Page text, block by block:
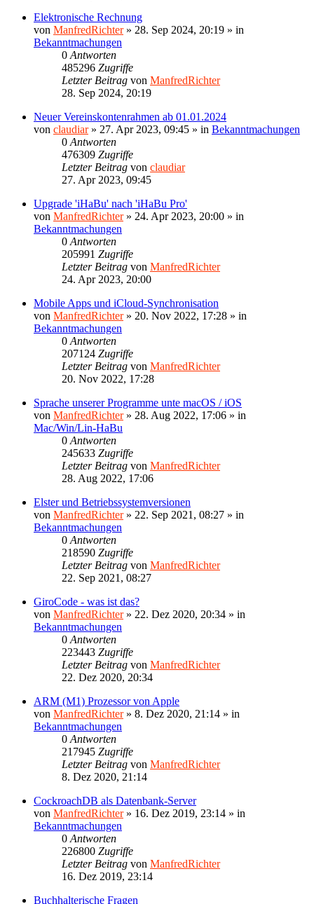
Elektronische Rechnung
von ManfredRichter» 28. Sep 2024, 20:19 » in
Bekanntmachungen
0 Antworten
485296 Zugriffe
Letzter Beitrag von ManfredRichter
28. Sep 2024, 20:19
Neuer Vereinskontenrahmen ab 01.01.2024
von claudiar» 27. Apr 2023, 09:45 » in Bekanntmachungen
0 Antworten
476309 Zugriffe
Letzter Beitrag von claudiar
27. Apr 2023, 09:45
Upgrade 'iHaBu' nach 'iHaBu Pro'
von ManfredRichter» 24. Apr 2023, 20:00 » in
Bekanntmachungen
0 Antworten
205991 Zugriffe
Letzter Beitrag von ManfredRichter
24. Apr 2023, 20:00
Mobile Apps und iCloud-Synchronisation
von ManfredRichter» 20. Nov 2022, 17:28 » in
Bekanntmachungen
0 Antworten
207124 Zugriffe
Letzter Beitrag von ManfredRichter
20. Nov 2022, 17:28
Sprache unserer Programme unte macOS / iOS
von ManfredRichter» 28. Aug 2022, 17:06 » in
Mac/Win/Lin-HaBu
0 Antworten
245633 Zugriffe
Letzter Beitrag von ManfredRichter
28. Aug 2022, 17:06
Elster und Betriebssystemversionen
von ManfredRichter» 22. Sep 2021, 08:27 » in
Bekanntmachungen
0 Antworten
218590 Zugriffe
Letzter Beitrag von ManfredRichter
22. Sep 2021, 08:27
GiroCode - was ist das?
von ManfredRichter» 22. Dez 2020, 20:34 » in
Bekanntmachungen
0 Antworten
223443 Zugriffe
Letzter Beitrag von ManfredRichter
22. Dez 2020, 20:34
ARM (M1) Prozessor von Apple
von ManfredRichter» 8. Dez 2020, 21:14 » in
Bekanntmachungen
0 Antworten
217945 Zugriffe
Letzter Beitrag von ManfredRichter
8. Dez 2020, 21:14
CockroachDB als Datenbank-Server
von ManfredRichter» 16. Dez 2019, 23:14 » in
Bekanntmachungen
0 Antworten
226800 Zugriffe
Letzter Beitrag von ManfredRichter
16. Dez 2019, 23:14
Buchhalterische Fragen